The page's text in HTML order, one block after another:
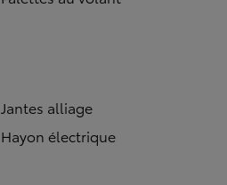
Jantes alliage
Hayon électrique